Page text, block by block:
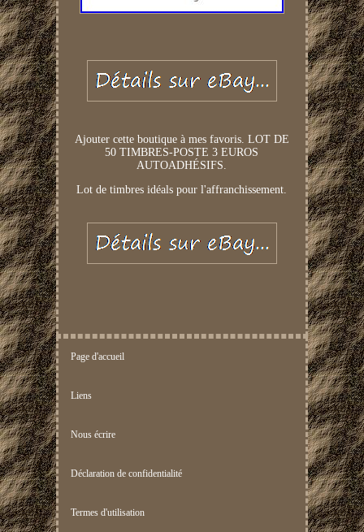
Ajouter cette boutique à mes favoris. LOT DE
50 TIMBRES-POSTE 3 EUROS
AUTOADHÉSIFS.
Lot de timbres idéals pour l'affranchissement.
Page d'accueil
Liens
Nous écrire
Déclaration de confidentialité
Termes d'utilisation